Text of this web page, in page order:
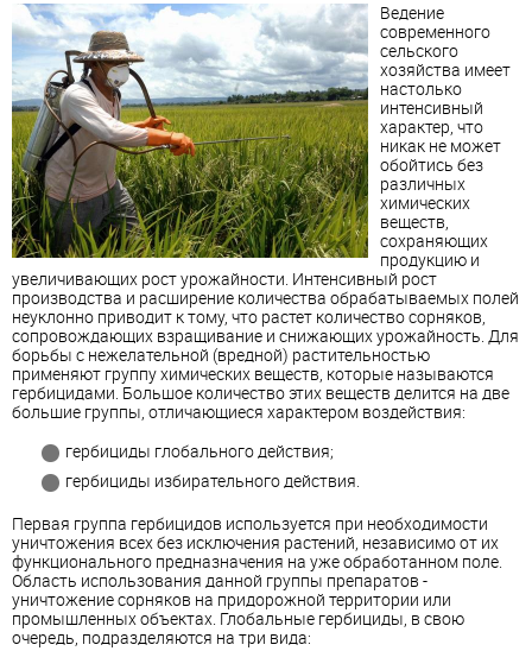
Ведение
современного
сельского
хозяйства имеет
настолько
интенсивный
характер, что
никак не может
обойтись без
различных
химических
веществ,
сохраняющих
продукцию и
увеличивающих рост урожайности. Интенсивный рост
производства и расширение количества обрабатываемых полей
неуклонно приводит к тому, что растет количество сорняков,
сопровождающих взращивание и снижающих урожайность. Для
борьбы с нежелательной (вредной) растительностью
применяют группу химических веществ, которые называются
гербицидами. Большое количество этих веществ делится на две
большие группы, отличающиеся характером воздействия:
гербициды глобального действия;
гербициды избирательного действия.
Первая группа гербицидов используется при необходимости
уничтожения всех без исключения растений, независимо от их
функционального предназначения на уже обработанном поле.
Область использования данной группы препаратов -
уничтожение сорняков на придорожной территории или
промышленных объектах. Глобальные гербициды, в свою
очередь, подразделяются на три вида: